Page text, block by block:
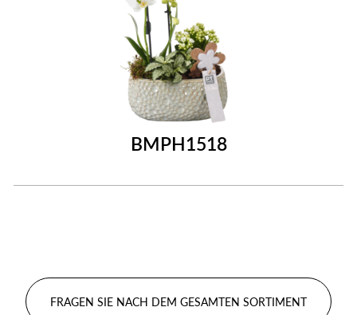
BMPH1518
FRAGEN SIE NACH DEM GESAMTEN SORTIMENT